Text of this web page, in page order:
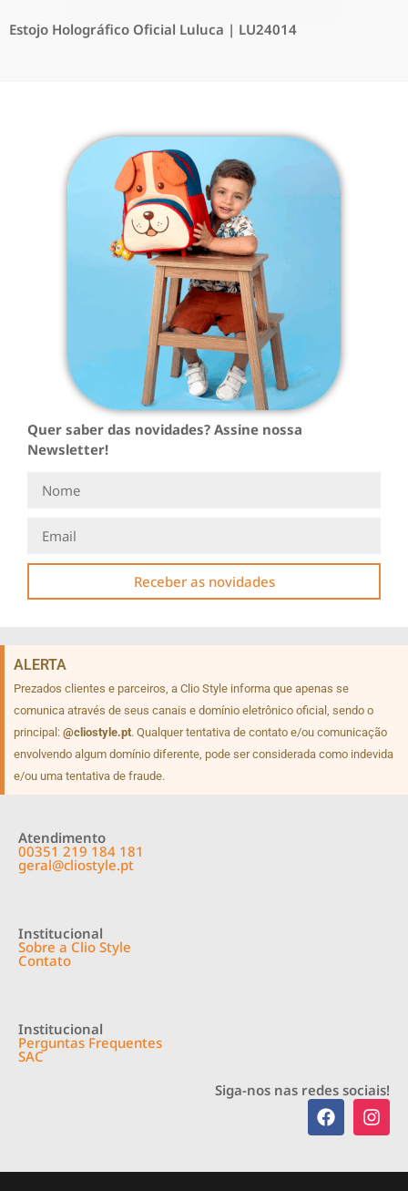
Estojo Holográfico Oficial Luluca | LU24014
Quer saber das novidades? Assine nossa
Newsletter!
Receber as novidades
ALERTA
Prezados clientes e parceiros, a Clio Style informa que apenas se
comunica através de seus canais e domínio eletrônico oficial, sendo o
principal: @cliostyle.pt. Qualquer tentativa de contato e/ou comunicação
envolvendo algum domínio diferente, pode ser considerada como indevida
e/ou uma tentativa de fraude.
Atendimento
00351 219 184 181
geral@cliostyle.pt
Institucional
Sobre a Clio Style
Contato
Institucional
Perguntas Frequentes
SAC
Siga-nos nas redes sociais!